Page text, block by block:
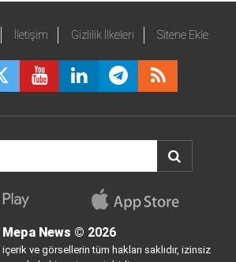
İletişim Gizlilik İlkeleri Sitene Ekle
Mepa News © 2026
ve görsellerin tüm hakları saklıdır, izinsiz